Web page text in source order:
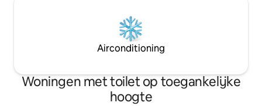
Airconditioning
Woningen met toilet op toegankelijke
hoogte